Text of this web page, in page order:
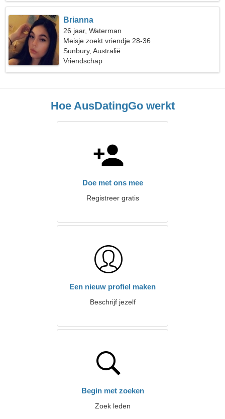
Brianna
26 jaar, Waterman
Meisje zoekt vriendje 28-36
Sunbury, Australië
Vriendschap
Hoe AusDatingGo werkt
Doe met ons mee
Registreer gratis
Een nieuw profiel maken
Beschrijf jezelf
Begin met zoeken
Zoek leden